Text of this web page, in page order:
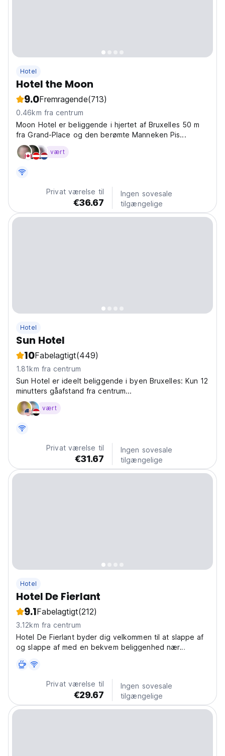
Hotel
Hotel the Moon
9.0Fremragende(713)
0.46km fra centrum
Moon Hotel er beliggende i hjertet af Bruxelles 50 m
fra Grand-Place og den berømte Manneken Pis...
vært
Privat værelse til
€36.67
Ingen sovesale
tilgængelige
Hotel
Sun Hotel
10Fabelagtigt(449)
1.81km fra centrum
Sun Hotel er ideelt beliggende i byen Bruxelles: Kun 12
minutters gåafstand fra centrum...
vært
Privat værelse til
€31.67
Ingen sovesale
tilgængelige
Hotel
Hotel De Fierlant
9.1Fabelagtigt(212)
3.12km fra centrum
Hotel De Fierlant byder dig velkommen til at slappe af
og slappe af med en bekvem beliggenhed nær
Privat værelse til
€29.67
Ingen sovesale
tilgængelige